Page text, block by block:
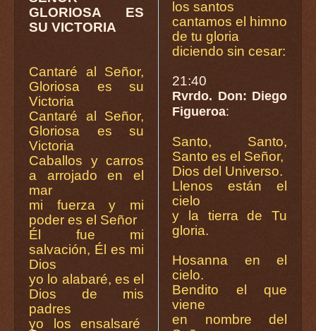
GLORIOSA ES
SU VICTORIA
Cantaré al Señor,
Gloriosa es su
Victoria
Cantaré al Señor,
Gloriosa es su
Victoria
Caballos y carros
a arrojado en el
mar
mi fuerza y mi
poder es el Señor
Él fue mi
salvación, Él es mi
Dios
yo lo alabaré, es el
Dios de mis
padres
yo los ensalsaré
los santos
cantamos el himno
de tu gloria
diciendo sin cesar:
21:40
Rvrdo. Don: Diego
Figueroa:
Santo, Santo,
Santo es el Señor,
Dios del Universo.
Llenos están el
cielo
y la tierra de Tu
gloria.
Hosanna en el
cielo.
Bendito el que
viene
en nombre del